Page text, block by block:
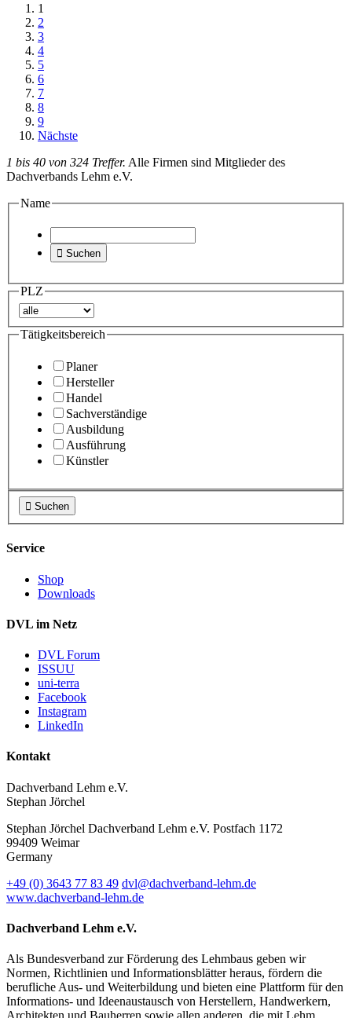
1
2
3
4
5
6
7
8
9
Nächste
1 bis 40 von 324 Treffer. Alle Firmen sind Mitglieder des
Dachverbands Lehm e.V.
Name
 Suchen
PLZ
Tätigkeitsbereich
Planer
Hersteller
Handel
Sachverständige
Ausbildung
Ausführung
Künstler
 Suchen
Service
Shop
Downloads
DVL im Netz
DVL Forum
ISSUU
uni-terra
Facebook
Instagram
LinkedIn
Kontakt
Dachverband Lehm e.V.
Stephan Jörchel
Stephan Jörchel Dachverband Lehm e.V. Postfach 1172
99409 Weimar
Germany
+49 (0) 3643 77 83 49 dvl@dachverband-lehm.de
www.dachverband-lehm.de
Dachverband Lehm e.V.
Als Bundesverband zur Förderung des Lehmbaus geben wir
Normen, Richtlinien und Informationsblätter heraus, fördern die
berufliche Aus- und Weiterbildung und bieten eine Plattform für den
Informations- und Ideenaustausch von Herstellern, Handwerkern,